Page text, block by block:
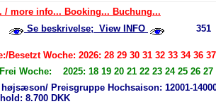
/ more info... Booking... Buchung...
Se beskrivelse; View INFO 351
Besetzt Woche: 2026: 28 29 30 31 32 33 34 36
Woche: 2025: 18 19 20 21 22 23 24 25 26 27
Preisgruppe Hochsaison: 12001-
8.700 DKK